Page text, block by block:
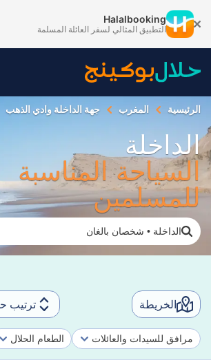
Halalbooking
التطبيق المثالي لسفر العائلة المسلمة
الرئيسية المغرب جهة الداخلة وادي الذهب
الداخلة
السياحة المناسبة
للمسلمين
الداخلة • شخصان بالغان
الخريطة ترتيب
مرافق للسيدات والعائلات الطعام الحلال